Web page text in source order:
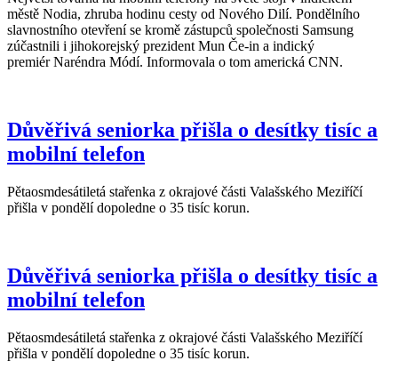
městě Nodia, zhruba hodinu cesty od Nového Dilí. Pondělního
slavnostního otevření se kromě zástupců společnosti Samsung
zúčastnili i jihokorejský prezident Mun Če-in a indický
premiér Naréndra Módí. Informovala o tom americká CNN.
Důvěřivá seniorka přišla o desítky tisíc a
mobilní telefon
Pětaosmdesátiletá stařenka z okrajové části Valašského Meziříčí
přišla v pondělí dopoledne o 35 tisíc korun.
Důvěřivá seniorka přišla o desítky tisíc a
mobilní telefon
Pětaosmdesátiletá stařenka z okrajové části Valašského Meziříčí
přišla v pondělí dopoledne o 35 tisíc korun.